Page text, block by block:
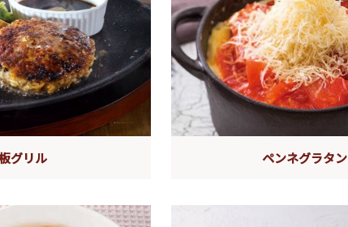
グリル ペンネグラタン